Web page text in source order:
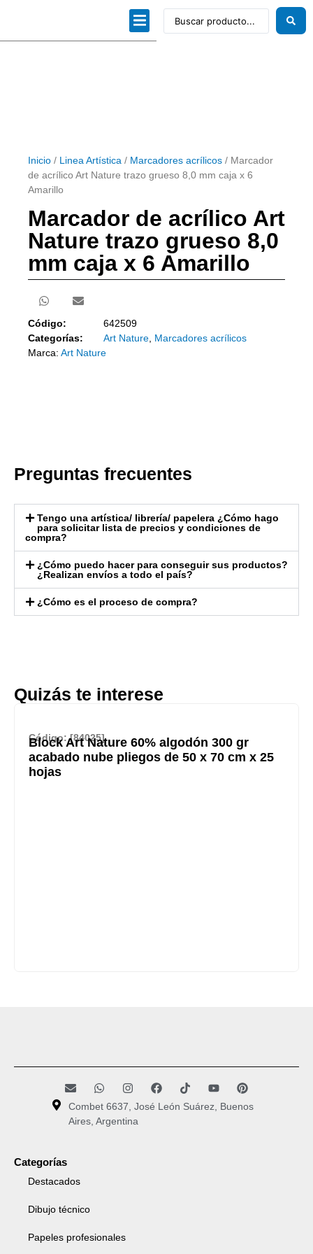
Inicio / Linea Artística / Marcadores acrílicos / Marcador
de acrílico Art Nature trazo grueso 8,0 mm caja x 6
Amarillo
Marcador de acrílico Art
Nature trazo grueso 8,0
mm caja x 6 Amarillo
Código:
642509
Categorías:
Art Nature Marcadores acrílicos
Marca: Art Nature
Preguntas frecuentes
Tengo una artística/ librería/ papelera ¿Cómo hago
para solicitar lista de precios y condiciones de
compra?
¿Cómo puedo hacer para conseguir sus productos?
¿Realizan envíos a todo el país?
¿Cómo es el proceso de compra?
Quizás te interese
Código: [84025]
Block Art Nature 60% algodón 300 gr
acabado nube pliegos de 50 x 70 cm x 25
hojas
Combet 6637, José León Suárez, Buenos
Aires, Argentina
Categorías
Destacados
Dibujo técnico
Papeles profesionales